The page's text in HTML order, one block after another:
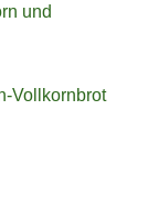
und